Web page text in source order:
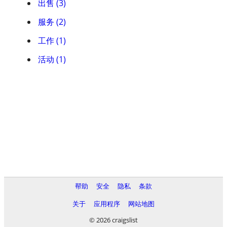
出售 (3)
服务 (2)
工作 (1)
活动 (1)
帮助 安全 隐私
条款
关于
应用程序
网站地图
© 2026 craigslist